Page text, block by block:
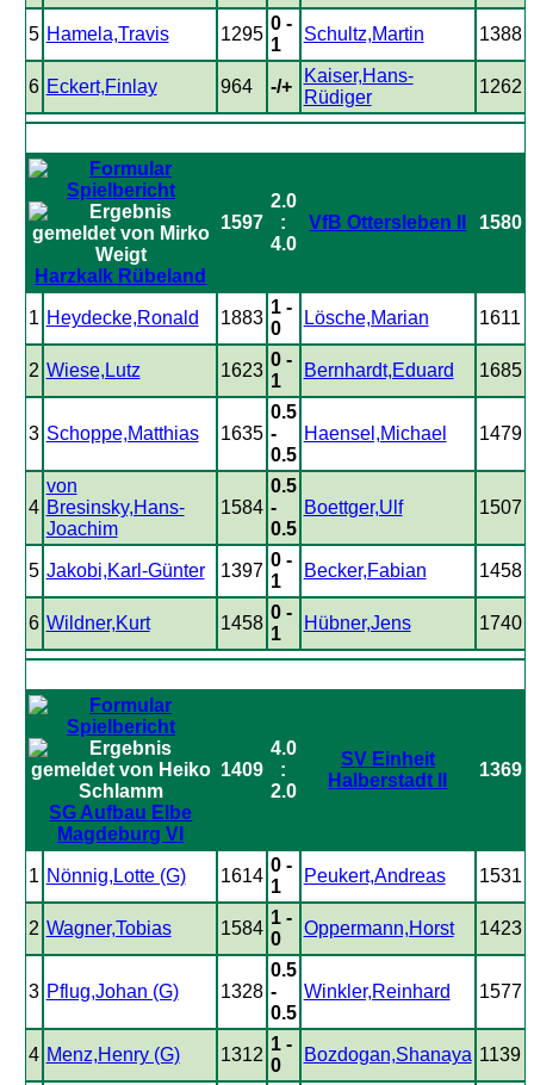
5 Hamela,Travis 1295
0 -
1
Schultz,Martin 1388
6 Eckert,Finlay 964 -/+
Kaiser,Hans-
Rüdiger
1262
Harzkalk Rübeland
1597
2.0
:
4.0
VfB Ottersleben II 1580
1 Heydecke,Ronald 1883
1 -
0
Lösche,Marian 1611
2 Wiese,Lutz 1623
0 -
1
Bernhardt,Eduard 1685
3 Schoppe,Matthias 1635
0.5
-
0.5
Haensel,Michael 1479
4
von
Bresinsky,Hans-
Joachim
1584
0.5
-
0.5
Boettger,Ulf 1507
5 Jakobi,Karl-Günter 1397
0 -
1
Becker,Fabian 1458
6 Wildner,Kurt 1458
0 -
1
Hübner,Jens 1740
SG Aufbau Elbe
Magdeburg VI
1409
4.0
:
2.0
SV Einheit
Halberstadt II
1369
1 Nönnig,Lotte (G) 1614
0 -
1
Peukert,Andreas 1531
2 Wagner,Tobias 1584
1 -
0
Oppermann,Horst 1423
3 Pflug,Johan (G) 1328
0.5
-
0.5
Winkler,Reinhard 1577
4 Menz,Henry (G) 1312
1 -
0
Bozdogan,Shanaya 1139